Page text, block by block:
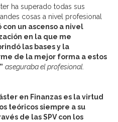
ha superado todas sus
cosas a nivel profesional
con un ascenso a nivel
en la que me
las bases y la
de la mejor forma a estos
aseguraba el profesional.
en Finanzas es la virtud
teóricos siempre a su
de las SPV con los